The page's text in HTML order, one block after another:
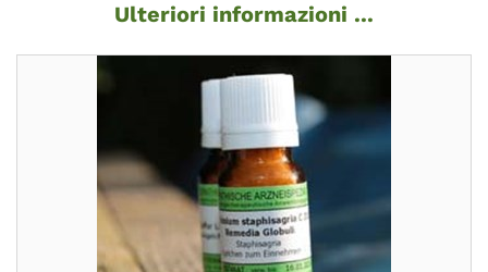
Ulteriori informazioni ...